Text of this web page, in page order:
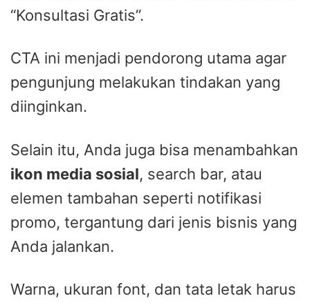
“Konsultasi Gratis”.
CTA ini menjadi pendorong utama agar
pengunjung melakukan tindakan yang
diinginkan.
Selain itu, Anda juga bisa menambahkan
ikon media sosial, search bar, atau
elemen tambahan seperti notifikasi
promo, tergantung dari jenis bisnis yang
Anda jalankan.
Warna, ukuran font, dan tata letak harus